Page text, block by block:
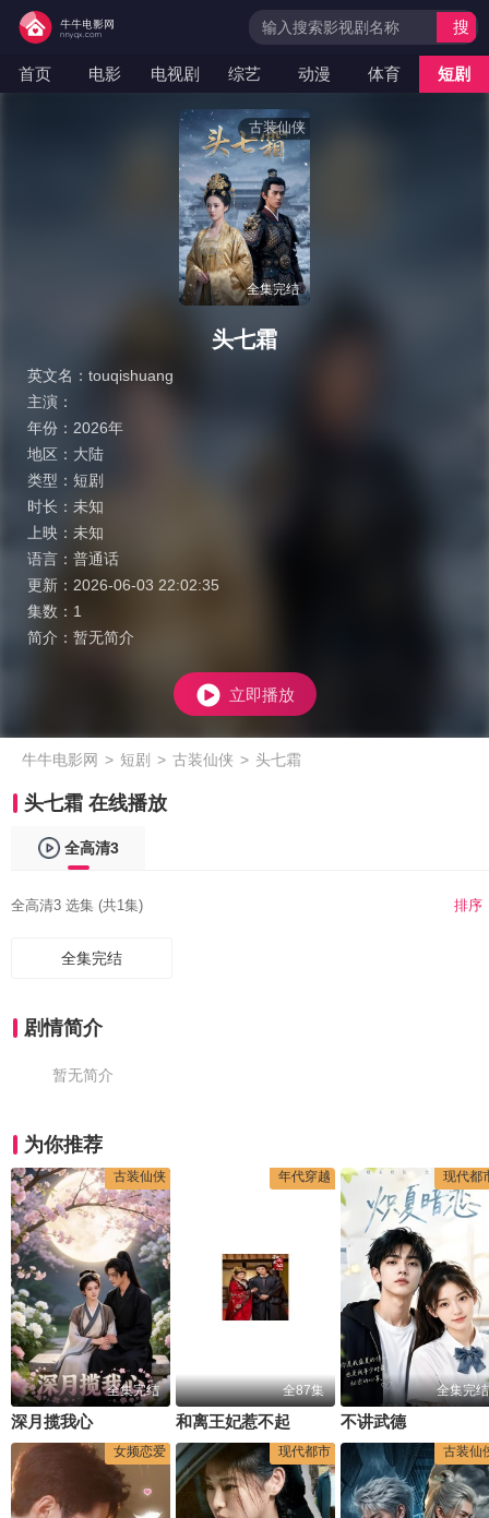
首页 电影 电视剧 综艺 动漫 体育 短剧
搜
索
古装仙侠
全集完结
头七霜
英文名： touqishuang
主演：
年份： 2026年
地区： 大陆
类型： 短剧
时长： 未知
上映： 未知
语言： 普通话
更新： 2026-06-03 22:02:35
集数： 1
简介： 暂无简介
立即播放
牛牛电影网 > 短剧 > 古装仙侠 > 头七霜
头七霜 在线播放
全高清3
全高清3 选集 (共1集) 排序
全集完结
剧情简介
暂无简介
为你推荐
古装仙侠
全集完结
深月揽我心
年代穿越
全87集
和离王妃惹不起
现代都
全集完结
不讲武德
女频恋爱 现代都市 古装仙